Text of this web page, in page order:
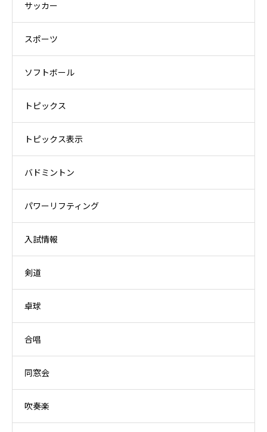
サッカー
スポーツ
ソフトボール
トピックス
トピックス表示
バドミントン
パワーリフティング
入試情報
剣道
卓球
合唱
同窓会
吹奏楽